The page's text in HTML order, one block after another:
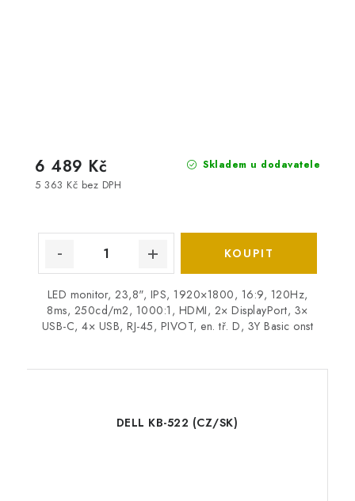
Skladem u dodavatele
5 363 Kč bez DPH
6 489 Kč
LED monitor, 23,8", IPS, 1920×1800, 16:9, 120Hz,
8ms, 250cd/m2, 1000:1, HDMI, 2× DisplayPort, 3×
USB-C, 4× USB, RJ-45, PIVOT, en. tř. D, 3Y Basic onst
DELL KB-522 (CZ/SK)